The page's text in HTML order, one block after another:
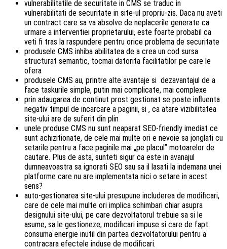
vulnerabilitatile de securitate in CMS se traduc in
vulnerabilitati de securitate in site-ul propriu-zis. Daca nu aveti
un contract care sa va absolve de neplacerile generate ca
urmare a interventiei proprietarului, este foarte probabil ca
veti fi tras la raspundere pentru orice problema de securitate
produsele CMS inhiba abilitatea de a crea un cod sursa
structurat semantic, tocmai datorita facilitatilor pe care le
ofera
produsele CMS au, printre alte avantaje si dezavantajul de a
face taskurile simple, putin mai complicate, mai complexe
prin adaugarea de continut prost gestionat se poate influenta
negativ timpul de incarcare a paginii, si , ca atare vizibilitatea
site-ului are de suferit din plin
unele produse CMS nu sunt neaparat SEO-friendly imediat ce
sunt achizitionate, de cele mai multe ori e nevoie sa jonglati cu
setarile pentru a face paginile mai „pe placul” motoarelor de
cautare. Plus de asta, sunteti sigur ca este in avanajul
dumneavoastra sa ignorati SEO sau sa il lasati la indemana unei
platforme care nu are implementata nici o setare in acest
sens?
auto-gestionarea site-ului presupune includerea de modificari,
care de cele mai multe ori implica schimbari chiar asupra
designului site-ului, pe care dezvoltatorul trebuie sa si le
asume, sa le gestioneze, modificari impuse si care de fapt
consuma energie inutil din partea dezvoltatorului pentru a
contracara efectele induse de modificari.